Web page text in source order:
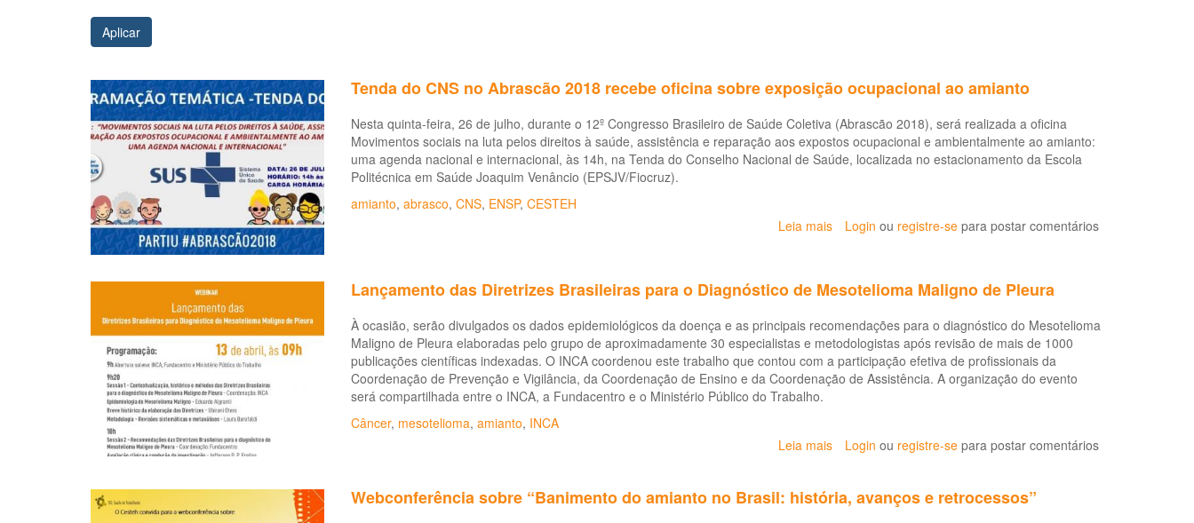
Aplicar
Tenda do CNS no Abrascão 2018 recebe oficina sobre exposição ocupacional ao amianto
Nesta quinta-feira, 26 de julho, durante o 12º Congresso Brasileiro de Saúde Coletiva (Abrascão 2018), será realizada a oficina
Movimentos sociais na luta pelos direitos à saúde, assistência e reparação aos expostos ocupacional e ambientalmente ao amianto:
uma agenda nacional e internacional, às 14h, na Tenda do Conselho Nacional de Saúde, localizada no estacionamento da Escola
Politécnica em Saúde Joaquim Venâncio (EPSJV/Fiocruz).
amianto, abrasco, CNS, ENSP, CESTEH
Leia mais sobre
no
2018
recebe
oficina
sobre
ao
amianto
Login ou registre-se para postar comentários
Lançamento das Diretrizes Brasileiras para o Diagnóstico de Mesotelioma Maligno de Pleura
À ocasião, serão divulgados os dados epidemiológicos da doença e as principais recomendações para o diagnóstico do Mesotelioma
Maligno de Pleura elaboradas pelo grupo de aproximadamente 30 especialistas e metodologistas após revisão de mais de 1000
publicações científicas indexadas. O INCA coordenou este trabalho que contou com a participação efetiva de profissionais da
Coordenação de Prevenção e Vigilância, da Coordenação de Ensino e da Coordenação de Assistência. A organização do evento
será compartilhada entre o INCA, a Fundacentro e o Ministério Público do Trabalho.
Câncer, mesotelioma, amianto, INCA
Leia mais sobre
Diretrizes
Login ou registre-se para postar comentários
Webconferência sobre “Banimento do amianto no Brasil: história, avanços e retrocessos”